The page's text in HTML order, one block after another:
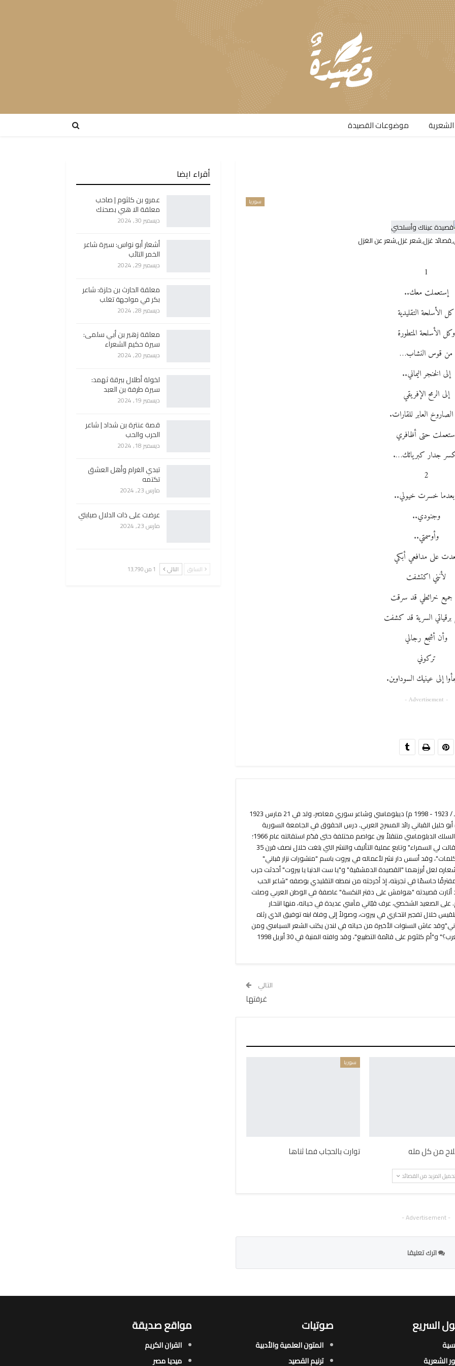
موضوعات القصيدة​
سوريا
غزل,شعر غزل,شعر عن الغزل
1
إستعملت معك..
كل الأسلحة التقليدية
وكل الأسلحة المتطورة
من قوس النشاب…
إلى الخنجر اليماني..
إلى الرمح الإفريقي
العابر للقارات.
حتى أظافري
جدار كبريائك….
2
خسرت خيولي..
وجنودي..
وأوسمتي..
على مدافعي أبكي
لأنني اكتشفت
خرائطي قد سرقت
برقياتي السرية قد كشفت
وأن أشجع رجالي
تركوني
إلى عينيك السوداوين.
- Advertisement -
نزار بن توفيق القباني (1342 - 1419 هـ / 1923 - 1998 م) ديبلوماسي وشاعر سوري معاصر، ولد في 21 مارس 1923
خليل القباني رائد المسرح العربي. درس الحقوق في الجامعة السورية
وفور تخرجه منها عام 1945 انخرط في السلك الدبلوماسي متنقلاً بين عواصم مختلفة حتى قدّم استقالته عام 1966؛
أصدر أولى دواوينه عام 1944 بعنوان "قالت لي السمراء" وتابع عملية التأليف والنشر التي بلغت خلال نصف قرن 35
وقد أسس دار نشر لأعماله في بيروت باسم "منشورات نزار قباني"
لعل أبرزهما "القصيدة الدمشقية" و"يا ست الدنيا يا بيروت" أحدثت حرب
مفترقًا حاسمًا في تجربته، إذ أخرجته من نمطه التقليدي بوصفه "شاعر الحب
أثارت قصيدته "هوامش على دفتر النكسة" عاصفة في الوطن العربي وصلت
الصعيد الشخصي، عرف قبّاني مآسي عديدة في حياته، منها انتحار
خلال تفجير انتحاري في بيروت، وصولاً إلى وفاة ابنه توفيق الذي رثاه
عاش السنوات الأخيرة من حياته في لندن يكتب الشعر السياسي ومن
قصائده الأخيرة "متى يعلنون وفاة العرب؟" و"أم كلثوم على قائمة التطبيع"، وقد وافته المنية في 30 أبريل 1998
التالي
غرفتها
من كل مله
سوريا
توارت بالحجاب فما ثناها
المزيد من القصائد
- Advertisement -
اترك تعليقا
أقراء ايضا
عمرو بن كلثوم | صاحب
معلقة الا هبي بصحنك
ديسمبر 30, 2024
أشعار أبو نواس: سيرة شاعر
الخمر التائب
ديسمبر 29, 2024
معلقة الحارث بن حلزة: شاعر
بكر في مواجهة تغلب
ديسمبر 28, 2024
معلقة زهير بن أبي سلمى:
سيرة حكيم الشعراء
ديسمبر 20, 2024
لخولة أطلال ببرقة ثهمد:
سيرة طرفة بن العبد
ديسمبر 19, 2024
قصة عنترة بن شداد | شاعر
الحرب والحب
ديسمبر 18, 2024
تبدي الغرام وأهل العشق
تكتمه
مارس 23, 2024
عرضت على ذات الدلال صبابتي
مارس 23, 2024
السابق التالي 1 من 13٬790
السريع
الشعرية​
صوتيات
المتون العلمية والأدبية
ترنيم القصيد
مواقع صديقة
القران الكريم
ميديا مصر